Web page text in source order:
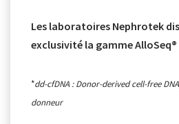
Les laboratoires Nephrotek
exclusivité la gamme AlloSeq®
*dd-cfDNA : Donor-derived cell-free
donneur